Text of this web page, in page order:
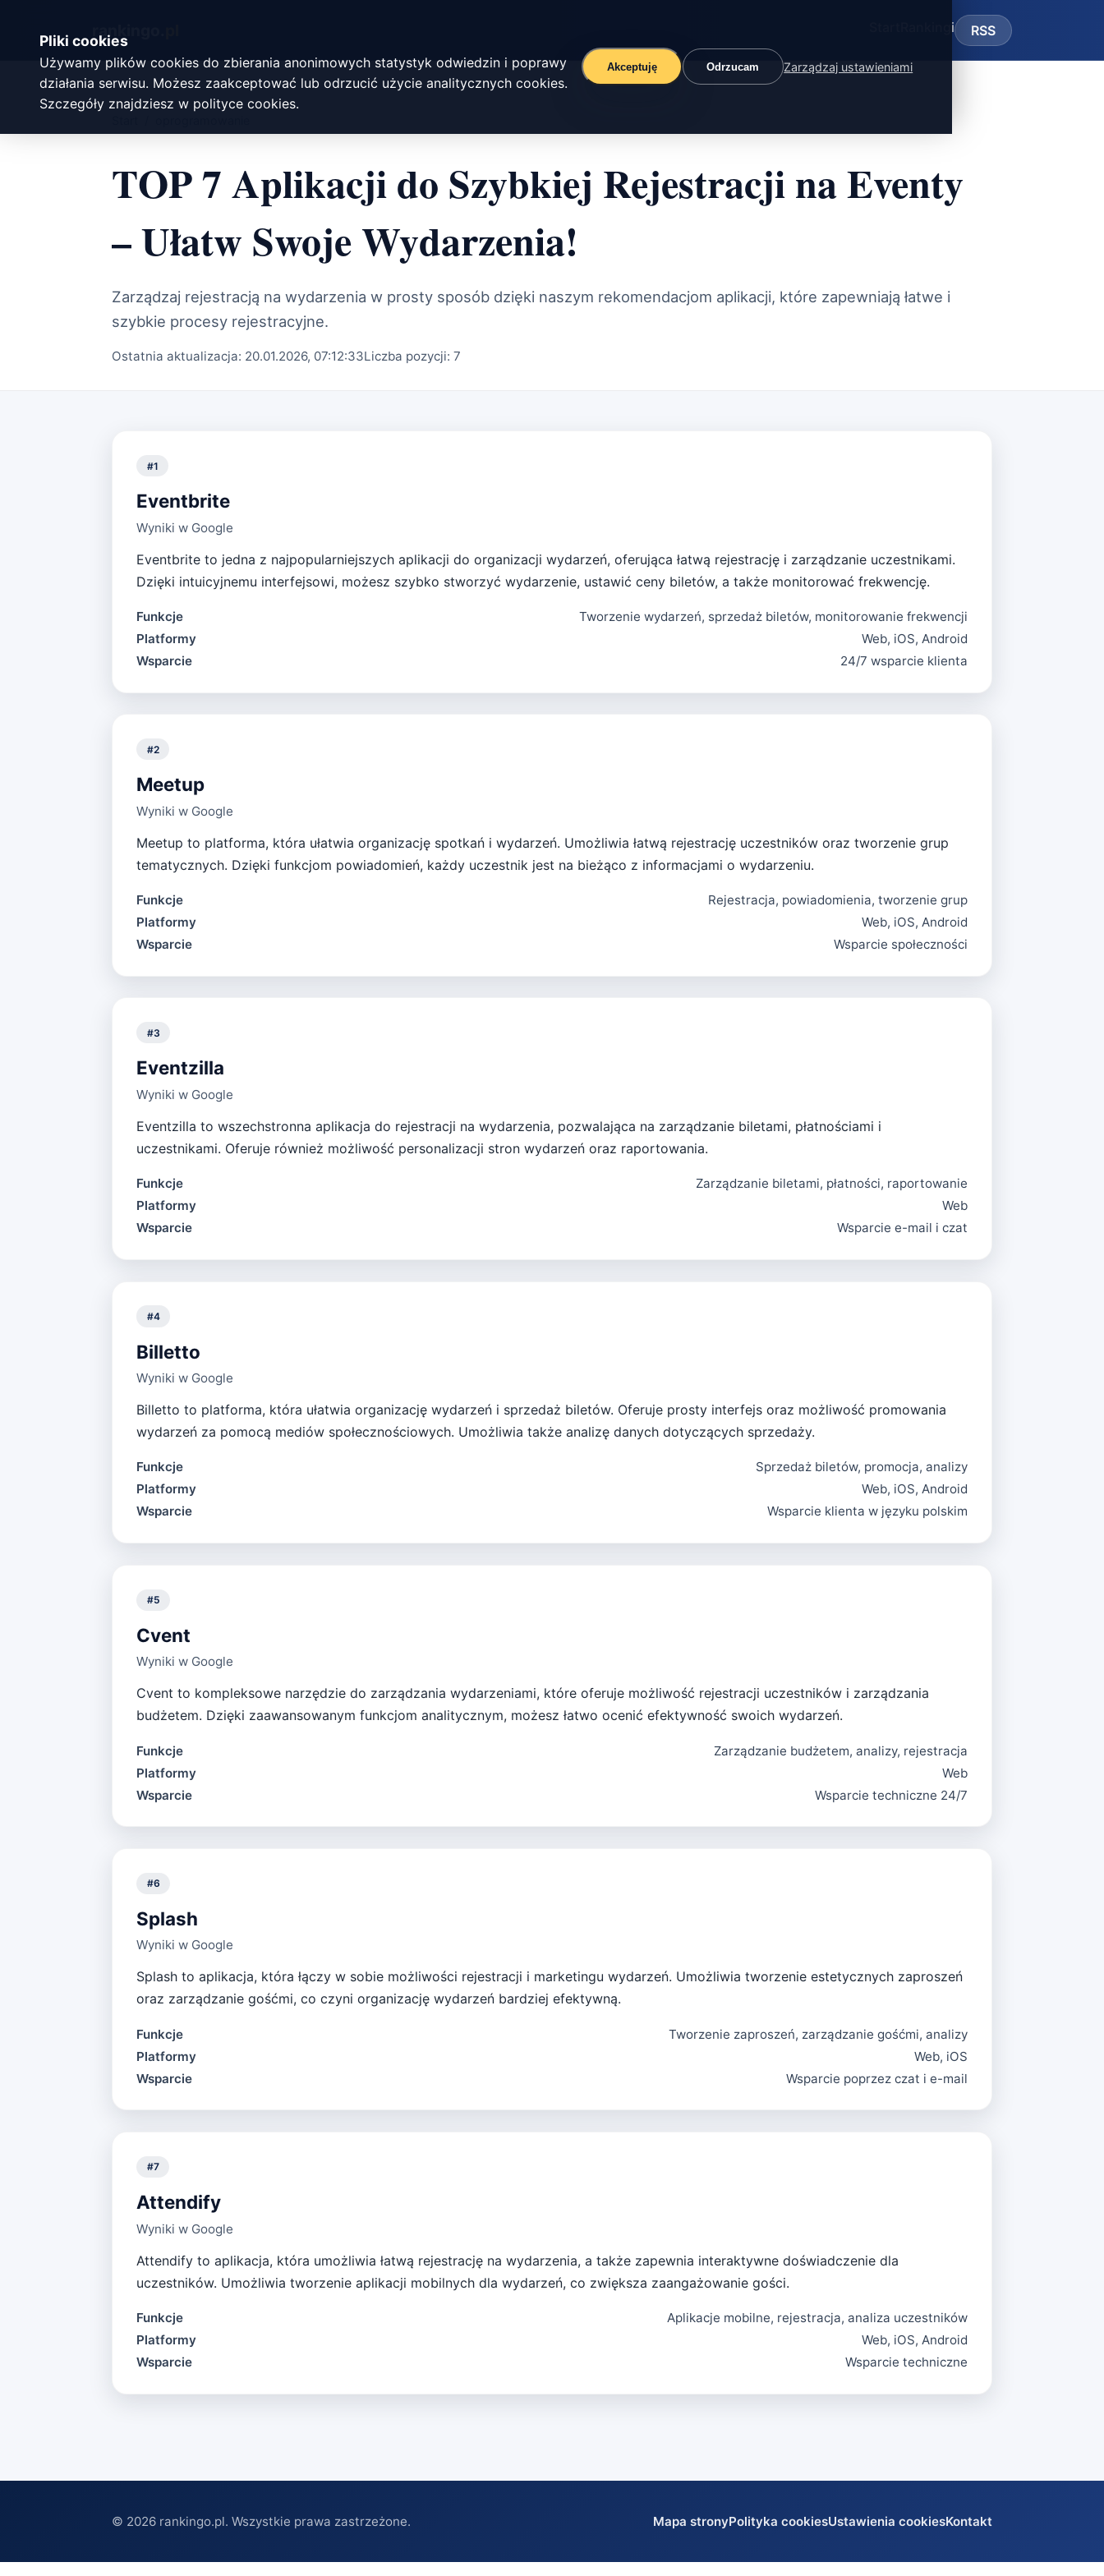
Pliki cookies
Używamy plików cookies do zbierania anonimowych statystyk odwiedzin i poprawy
działania serwisu. Możesz zaakceptować lub odrzucić użycie analitycznych cookies.
Szczegóły znajdziesz w polityce cookies.
Akceptuję Odrzucam Zarządzaj ustawieniami
rankingo. Rankingi RSS
TOP 7 Aplikacji do Szybkiej Rejestracji na Eventy
– Ułatw Swoje Wydarzenia!
Zarządzaj rejestracją na wydarzenia w prosty sposób dzięki naszym rekomendacjom aplikacji, które zapewniają łatwe i
szybkie procesy rejestracyjne.
Ostatnia aktualizacja: 20.01.2026, 07:12:33Liczba pozycji: 7
#1
Eventbrite
Wyniki w Google
Eventbrite to jedna z najpopularniejszych aplikacji do organizacji wydarzeń, oferująca łatwą rejestrację i zarządzanie uczestnikami.
Dzięki intuicyjnemu interfejsowi, możesz szybko stworzyć wydarzenie, ustawić ceny biletów, a także monitorować frekwencję.
Funkcje
Tworzenie wydarzeń, sprzedaż biletów, monitorowanie frekwencji
Platformy
Web, iOS, Android
Wsparcie
24/7 wsparcie klienta
#2
Meetup
Wyniki w Google
Meetup to platforma, która ułatwia organizację spotkań i wydarzeń. Umożliwia łatwą rejestrację uczestników oraz tworzenie grup
tematycznych. Dzięki funkcjom powiadomień, każdy uczestnik jest na bieżąco z informacjami o wydarzeniu.
Funkcje
Rejestracja, powiadomienia, tworzenie grup
Platformy
Web, iOS, Android
Wsparcie
Wsparcie społeczności
#3
Eventzilla
Wyniki w Google
Eventzilla to wszechstronna aplikacja do rejestracji na wydarzenia, pozwalająca na zarządzanie biletami, płatnościami i
uczestnikami. Oferuje również możliwość personalizacji stron wydarzeń oraz raportowania.
Funkcje
Zarządzanie biletami, płatności, raportowanie
Platformy
Web
Wsparcie
Wsparcie e-mail i czat
#4
Billetto
Wyniki w Google
Billetto to platforma, która ułatwia organizację wydarzeń i sprzedaż biletów. Oferuje prosty interfejs oraz możliwość promowania
wydarzeń za pomocą mediów społecznościowych. Umożliwia także analizę danych dotyczących sprzedaży.
Funkcje
Sprzedaż biletów, promocja, analizy
Platformy
Web, iOS, Android
Wsparcie
Wsparcie klienta w języku polskim
#5
Cvent
Wyniki w Google
Cvent to kompleksowe narzędzie do zarządzania wydarzeniami, które oferuje możliwość rejestracji uczestników i zarządzania
budżetem. Dzięki zaawansowanym funkcjom analitycznym, możesz łatwo ocenić efektywność swoich wydarzeń.
Funkcje
Zarządzanie budżetem, analizy, rejestracja
Platformy
Web
Wsparcie
Wsparcie techniczne 24/7
#6
Splash
Wyniki w Google
Splash to aplikacja, która łączy w sobie możliwości rejestracji i marketingu wydarzeń. Umożliwia tworzenie estetycznych zaproszeń
oraz zarządzanie gośćmi, co czyni organizację wydarzeń bardziej efektywną.
Funkcje
Tworzenie zaproszeń, zarządzanie gośćmi, analizy
Platformy
Web, iOS
Wsparcie
Wsparcie poprzez czat i e-mail
#7
Attendify
Wyniki w Google
Attendify to aplikacja, która umożliwia łatwą rejestrację na wydarzenia, a także zapewnia interaktywne doświadczenie dla
uczestników. Umożliwia tworzenie aplikacji mobilnych dla wydarzeń, co zwiększa zaangażowanie gości.
Funkcje
Aplikacje mobilne, rejestracja, analiza uczestników
Platformy
Web, iOS, Android
Wsparcie
Wsparcie techniczne
© 2026 rankingo.pl. Wszystkie prawa zastrzeżone. Mapa stronyPolityka cookiesUstawienia cookiesKontakt